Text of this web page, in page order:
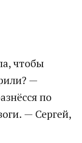
чтобы
—
по
— Сергей,